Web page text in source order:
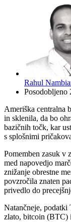
Rahul
Posodobljeno
Ameriška centralna
in sklenila, da bo
bazičnih točk, kar
s splošnimi
Pomemben zasuk v
med napovedjo
znižanje obrestne
povzročila znaten
privedlo do
Natančneje, podatki
zlato, bitcoin (BTC)